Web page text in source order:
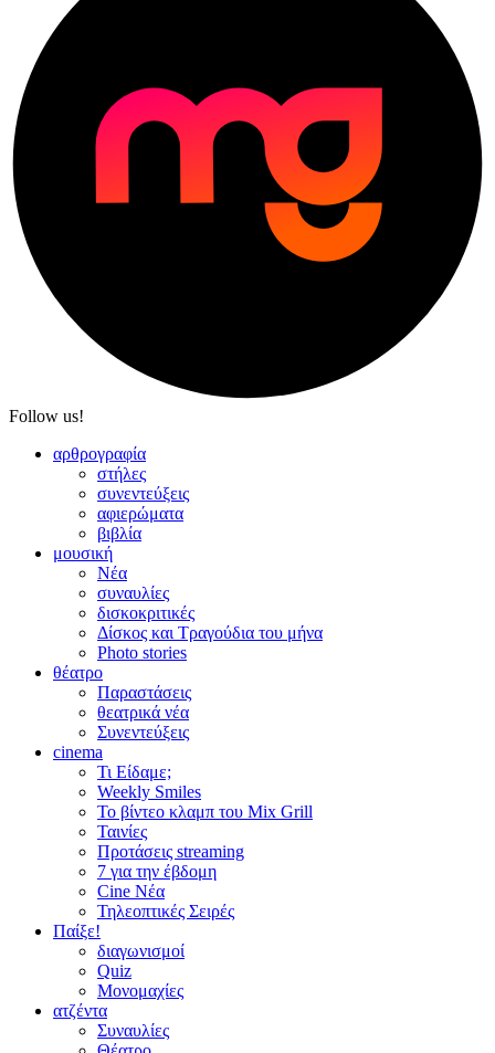
Follow us!
αρθρογραφία
στήλες
συνεντεύξεις
αφιερώματα
βιβλία
μουσική
Νέα
συναυλίες
δισκοκριτικές
Δίσκος και Τραγούδια του μήνα
Photo stories
θέατρο
Παραστάσεις
θεατρικά νέα
Συνεντεύξεις
cinema
Τι Είδαμε;
Weekly Smiles
Το βίντεο κλαμπ του Mix Grill
Ταινίες
Προτάσεις streaming
7 για την έβδομη
Cine Νέα
Τηλεοπτικές Σειρές
Παίξε!
διαγωνισμοί
Quiz
Μονομαχίες
ατζέντα
Συναυλίες